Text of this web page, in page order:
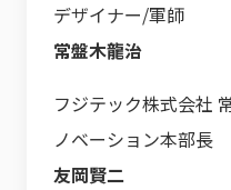
デザイナー/軍師
常盤木龍治
フジテック株式会社
ノベーション本部長
友岡賢二